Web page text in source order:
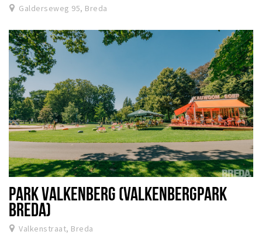
Galderseweg 95, Breda
PARK VALKENBERG (VALKENBERGPARK
BREDA)
Valkenstraat, Breda